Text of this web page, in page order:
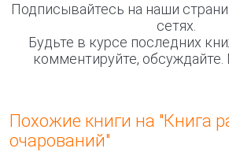
Подписывайтесь на наши
сетях.
Будьте в курсе последних
комментируйте,
Похожие книги на "Книга
очарований"